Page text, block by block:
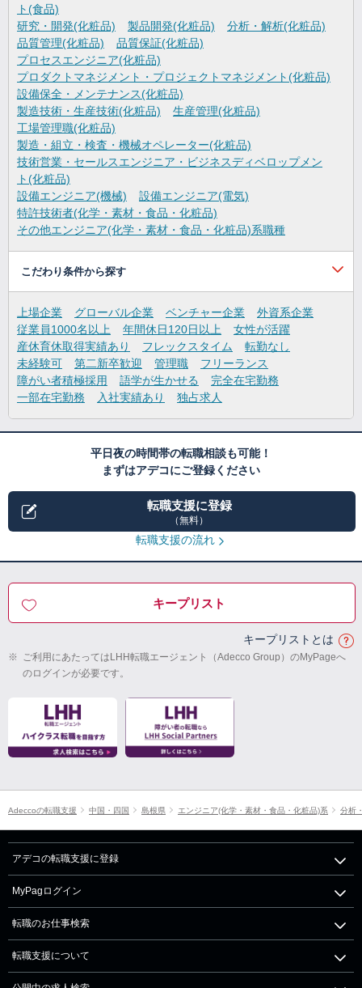
ト(食品)
研究・開発(化粧品)
製品開発(化粧品)
分析・解析(化粧品)
品質管理(化粧品)
品質保証(化粧品)
プロセスエンジニア(化粧品)
プロダクトマネジメント・プロジェクトマネジメント(化粧品)
設備保全・メンテナンス(化粧品)
製造技術・生産技術(化粧品)
生産管理(化粧品)
工場管理職(化粧品)
製造・組立・検査・機械オペレーター(化粧品)
技術営業・セールスエンジニア・ビジネスディベロップメン
ト(化粧品)
設備エンジニア(機械)
設備エンジニア(電気)
特許技術者(化学・素材・食品・化粧品)
その他エンジニア(化学・素材・食品・化粧品)系職種
こだわり条件から探す
上場企業 グローバル企業 ベンチャー企業
外資系企業
従業員1000名以上
年間休日120日以上
女性が活躍
産休育休取得実績あり
フレックスタイム
転勤なし
未経験可
第二新卒歓迎 管理職
フリーランス
障がい者積極採用
語学が生かせる
完全在宅勤務
一部在宅勤務
入社実績あり 独占求人
平日夜の時間帯の転職相談も可能！
まずはアデコにご登録ください
転職支援に登録
（無料）
転職支援の流れ
キープリスト
キープリストとは
※ ご利用にあたってはLHH転職エージェント（Adecco Group）のMyPageへ
のログインが必要です。
Adeccoの転職支援 中国・四国 島根県 エンジニア(化学・素材・食品・化粧品)系 分析
アデコの転職支援に登録
MyPagログイン
転職のお仕事検索
転職支援について